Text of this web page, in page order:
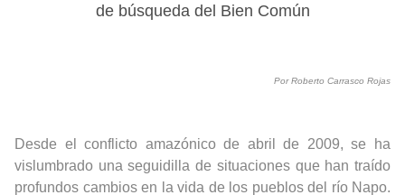
de búsqueda del Bien Común
Por Roberto Carrasco Rojas
Desde el conflicto amazónico de abril de 2009, se ha
vislumbrado una seguidilla de situaciones que han traído
profundos cambios en la vida de los pueblos del río Napo.